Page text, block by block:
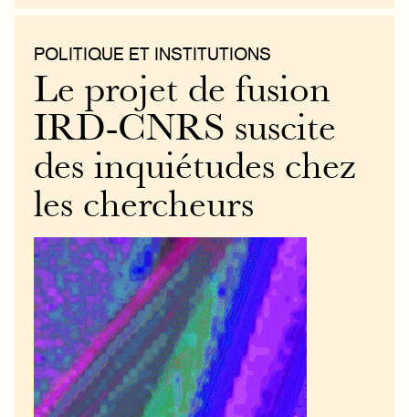
POLITIQUE ET INSTITUTIONS
Le projet de fusion
IRD-CNRS suscite
des inquiétudes chez
les chercheurs